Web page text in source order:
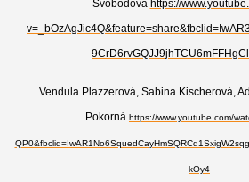
Svobodová https://
Vendula Plazzerová, Sabina Kischerová,
Pokorná https://www.youtube.com/
kOy4